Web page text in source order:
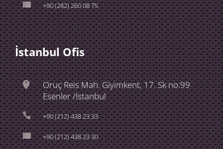
+90 (282) 260 08 75
İstanbul Ofis
Oruç Reis Mah. Giyimkent, 17. Sk no:99
Esenler /İstanbul
+90 (212) 438 23 33
+90 (212) 438 23 30